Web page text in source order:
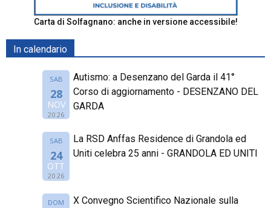
Carta di Solfagnano: anche in versione accessibile!
In calendario
SAB
28
NOV
2026
Autismo: a Desenzano del Garda il 41°
Corso di aggiornamento - DESENZANO DEL
GARDA
SAB
24
OTT
2026
La RSD Anffas Residence di Grandola ed
Uniti celebra 25 anni - GRANDOLA ED UNITI
DOM
X Convegno Scientifico Nazionale sulla